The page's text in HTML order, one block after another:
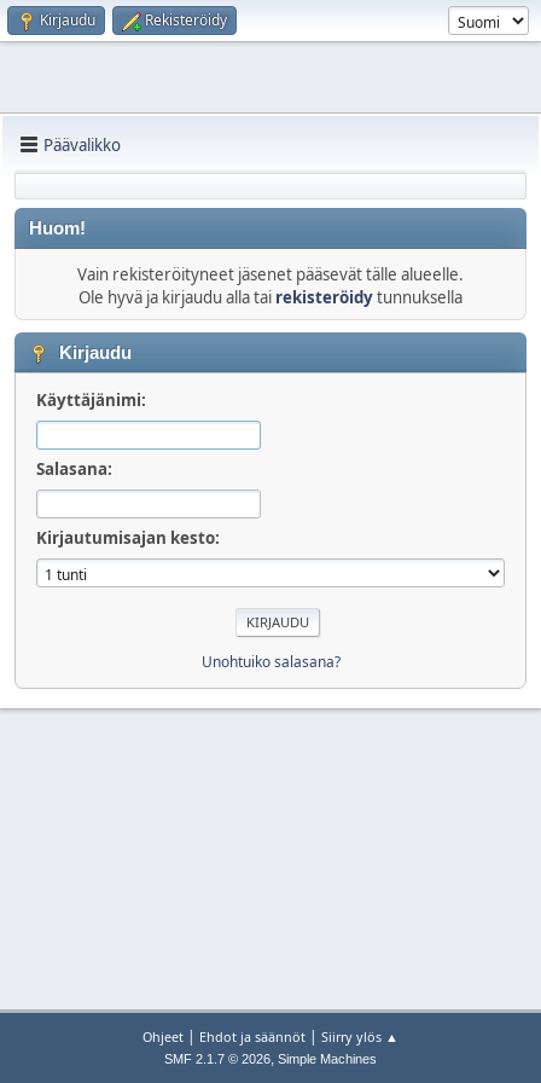
Kirjaudu Rekisteröidy
Päävalikko
Huom!
Vain rekisteröityneet jäsenet pääsevät tälle alueelle.
Ole hyvä ja kirjaudu alla tai rekisteröidytunnuksella
Kirjaudu
Käyttäjänimi:
Salasana:
Kirjautumisajan kesto:
Unohtuiko salasana?
Ohjeet | Ehdot ja säännöt | Siirry ylös ▲
SMF 2.1.7 © 2026, Simple Machines